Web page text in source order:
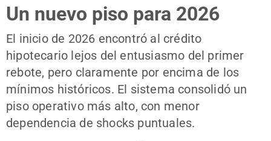
Un nuevo piso para 2026
El inicio de 2026 encontró al crédito
hipotecario lejos del entusiasmo del primer
rebote, pero claramente por encima de los
mínimos históricos. El sistema consolidó un
piso operativo más alto, con menor
dependencia de shocks puntuales.